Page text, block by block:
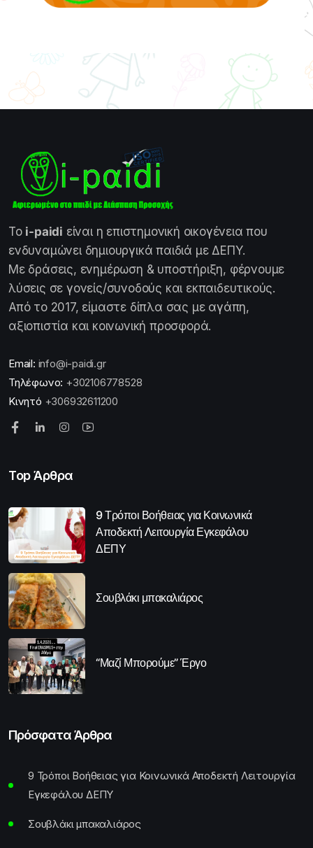
Το i-paidi είναι η επιστημονική οικογένεια που
ενδυναμώνει δημιουργικά παιδιά με ΔΕΠΥ.
Με δράσεις, ενημέρωση & υποστήριξη, φέρνουμε
λύσεις σε γονείς/συνοδούς και εκπαιδευτικούς.
Από το 2017, είμαστε δίπλα σας με αγάπη,
αξιοπιστία και κοινωνική προσφορά.
Email: info@i-paidi.gr
Τηλέφωνο: +302106778528
Κινητό +306932611200
Top Άρθρα
9 Τρόποι Βοήθειας για Κοινωνικά
Αποδεκτή Λειτουργία Εγκεφάλου
ΔΕΠΥ
Σουβλάκι μπακαλιάρος
“Μαζί Μπορούμε” Έργο
Πρόσφατα Άρθρα
9 Τρόποι Βοήθειας για Κοινωνικά Αποδεκτή Λειτουργία
Εγκεφάλου ΔΕΠΥ
Σουβλάκι μπακαλιάρος